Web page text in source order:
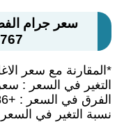
6.767
*المقارنة مع سعر
التغير في السعر :
الفرق في السعر : +0.486 ريال قطري
نسبة التغير في السعر :